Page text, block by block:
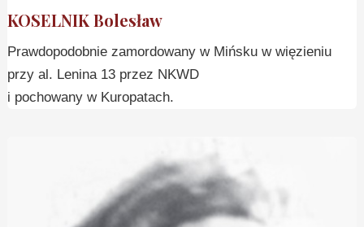
KOSELNIK Bolesław
Prawdopodobnie zamordowany w Mińsku w więzieniu
przy al. Lenina 13 przez NKWD
i pochowany w Kuropatach.